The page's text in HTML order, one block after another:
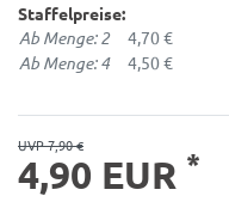
Staffelpreise:
Ab Menge: 2 4,70 €
Ab Menge: 4 4,50 €
UVP 7,90 €
4,90 EUR *